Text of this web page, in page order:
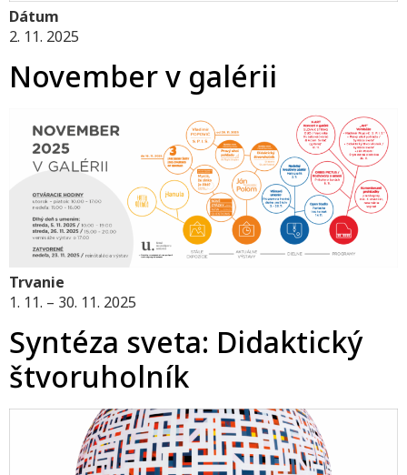
Dátum
2. 11. 2025
November v galérii
Trvanie
1. 11. – 30. 11. 2025
Syntéza sveta: Didaktický
štvoruholník